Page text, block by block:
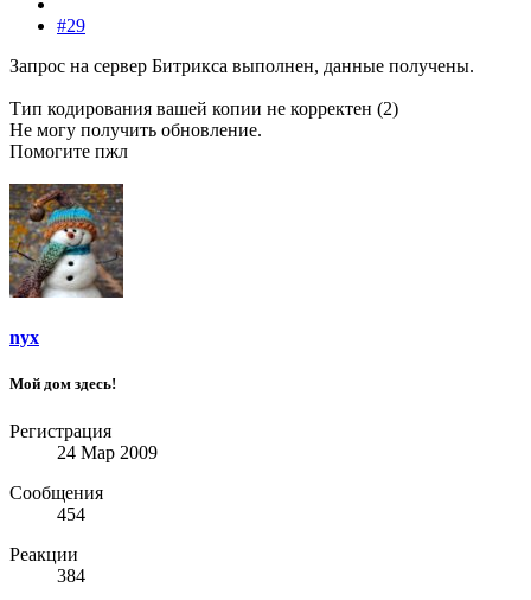
#29
Запрос на сервер Битрикса выполнен, данные получены.
Тип кодирования вашей копии не корректен (2)
Не могу получить обновление.
Помогите пжл
nyx
Мой дом здесь!
Регистрация
24 Мар 2009
Сообщения
454
Реакции
384